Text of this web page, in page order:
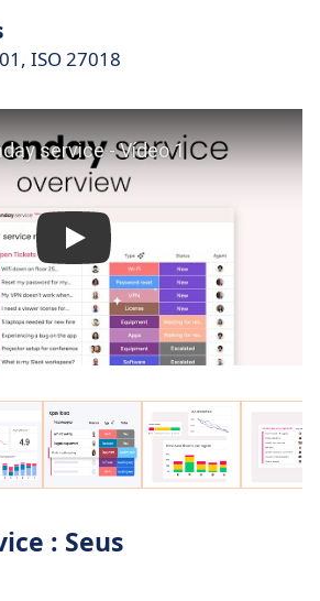
tempo real:
acompanhar a performance e
escalável:Portal de
para clientes e colaboradores,
sobre a equipe de suporte.
ISO 27018
: Seus